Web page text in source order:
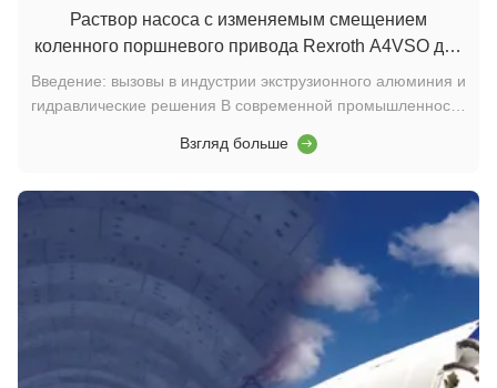
Раствор насоса с изменяемым смещением
коленного поршневого привода Rexroth A4VSO для
Введение: вызовы в индустрии экструзионного алюминия и
гидравлические решения В современной промышленности
основной метод производства алюминиевых профилей
Взгляд больше